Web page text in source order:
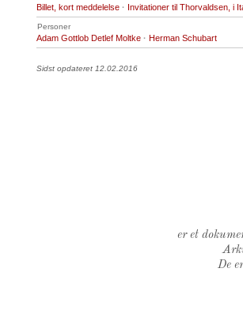
Billet, kort meddelelse · Invitationer til Thorvaldsen, i
Personer
Adam Gottlob Detlef Moltke · Herman Schubart
Sidst opdateret 12.02.2016
er et
De